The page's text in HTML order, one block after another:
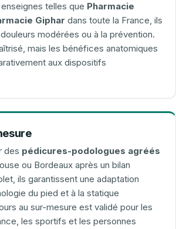
telles que Pharmacie
Giphar dans toute la France, ils
modérées ou à la prévention.
mais les bénéfices anatomiques
aux dispositifs
des pédicures-podologues agréés
ou Bordeaux après un bilan
ils garantissent une adaptation
du pied et à la statique
au sur-mesure est validé pour les
les sportifs et les personnes